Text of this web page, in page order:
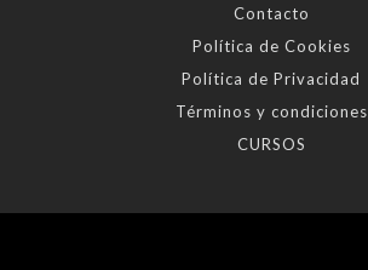
Contacto
Política de Cookies
Política de Privacidad
Términos y condiciones
CURSOS